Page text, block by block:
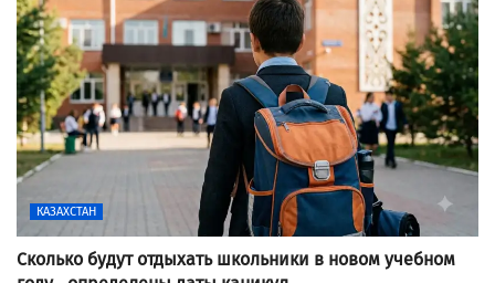
КАЗАХСТАН
Сколько будут отдыхать школьники в новом учебном